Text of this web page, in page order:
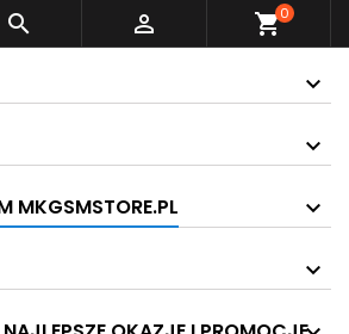
  shopping_cart0
MKGSMSTORE.PL